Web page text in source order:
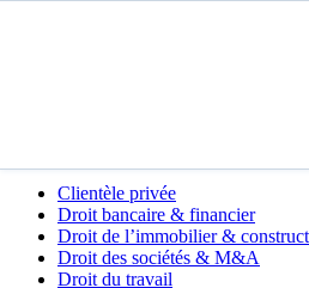
Clientèle privée
Droit bancaire & financier
Droit de l’immobilier &
Droit des sociétés & M&A
Droit du travail